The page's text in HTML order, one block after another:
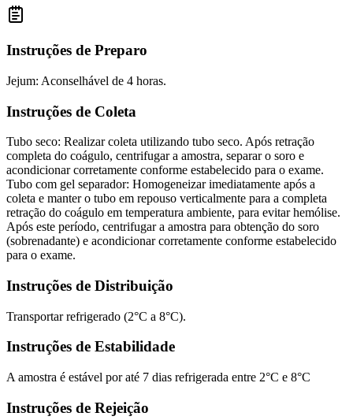
Instruções de Preparo
Jejum: Aconselhável de 4 horas.
Instruções de Coleta
Tubo seco: Realizar coleta utilizando tubo seco. Após retração
completa do coágulo, centrifugar a amostra, separar o soro e
acondicionar corretamente conforme estabelecido para o exame.
Tubo com gel separador: Homogeneizar imediatamente após a
coleta e manter o tubo em repouso verticalmente para a completa
retração do coágulo em temperatura ambiente, para evitar hemólise.
Após este período, centrifugar a amostra para obtenção do soro
(sobrenadante) e acondicionar corretamente conforme estabelecido
para o exame.
Instruções de Distribuição
Transportar refrigerado (2°C a 8°C).
Instruções de Estabilidade
A amostra é estável por até 7 dias refrigerada entre 2°C e 8°C
Instruções de Rejeição